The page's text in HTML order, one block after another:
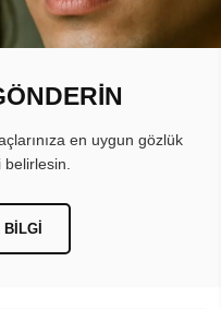
en uygun gözlük
belirlesin.